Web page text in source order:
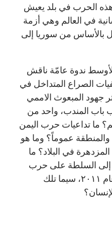
هذه الحرب في بلد يعيش
في العالم وهي أزمة
بالأساس من سوريا إلى
ندوة عامّة ناقش
الصراع المتداخل في
جهود المبعوث الاممي
باب المندب، واحد من
ما تداعيات حرب اليمن
عموماً؟ وما هو
في البلاد؟ ما
إلى السلطة على حرب
اليمن؟ واي آفاق لشعارات عام ٢٠١١، سيما تلك